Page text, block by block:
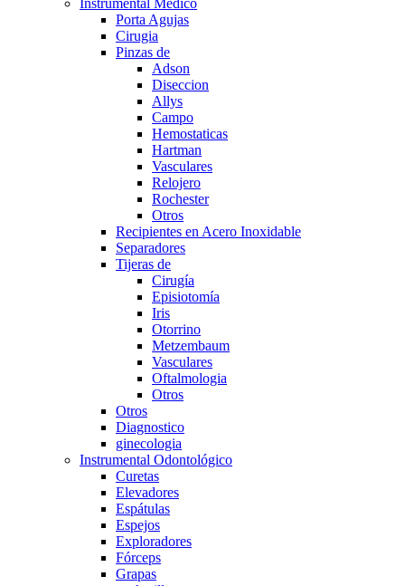
Instrumental Medico
Porta Agujas
Cirugia
Pinzas de
Adson
Diseccion
Allys
Campo
Hemostaticas
Hartman
Vasculares
Relojero
Rochester
Otros
Recipientes en Acero Inoxidable
Separadores
Tijeras de
Cirugía
Episiotomía
Iris
Otorrino
Metzembaum
Vasculares
Oftalmologia
Otros
Otros
Diagnostico
ginecologia
Instrumental Odontológico
Curetas
Elevadores
Espátulas
Espejos
Exploradores
Fórceps
Grapas